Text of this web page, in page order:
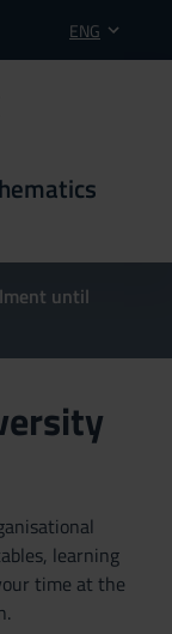
ENG
until
learning
time at the